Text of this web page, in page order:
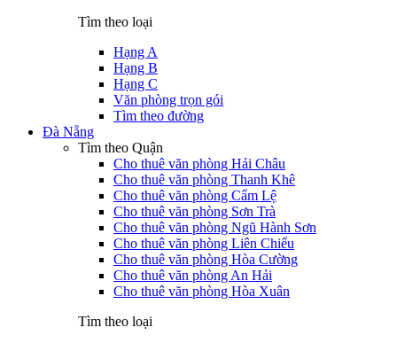
Tìm theo loại
Hạng A
Hạng B
Hạng C
Văn phòng trọn gói
Tìm theo đường
Đà Nẵng
Tìm theo Quận
Cho thuê văn phòng Hải Châu
Cho thuê văn phòng Thanh Khê
Cho thuê văn phòng Cẩm Lệ
Cho thuê văn phòng Sơn Trà
Cho thuê văn phòng Ngũ Hành Sơn
Cho thuê văn phòng Liên Chiểu
Cho thuê văn phòng Hòa Cường
Cho thuê văn phòng An Hải
Cho thuê văn phòng Hòa Xuân
Tìm theo loại